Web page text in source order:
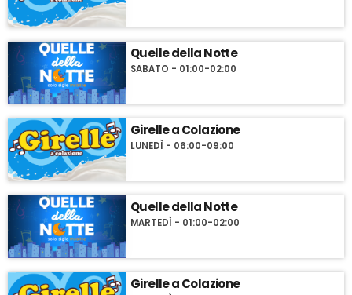
Quelle della Notte
SABATO - 01:00-02:00
Girelle a Colazione
LUNEDÌ - 06:00-09:00
Quelle della Notte
MARTEDÌ - 01:00-02:00
Girelle a Colazione